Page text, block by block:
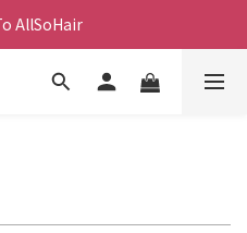
AllSoHair